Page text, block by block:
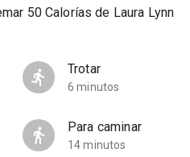
50 Calorías de Laura Lynn
Trotar
6 minutos
Para caminar
14 minutos